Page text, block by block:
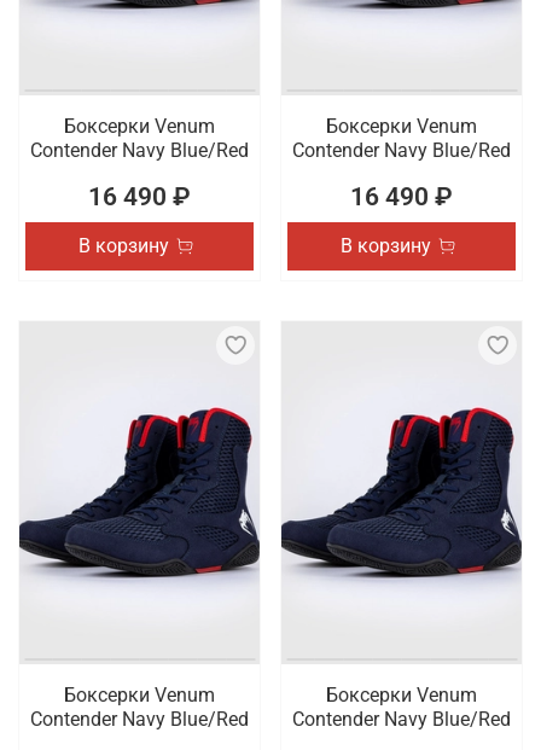
Боксерки Venum
Contender Navy Blue/Red
16 490 ₽
В корзину
Боксерки Venum
Contender Navy Blue/Red
16 490 ₽
В корзину
Боксерки Venum
Contender Navy Blue/Red
Боксерки Venum
Contender Navy Blue/Red